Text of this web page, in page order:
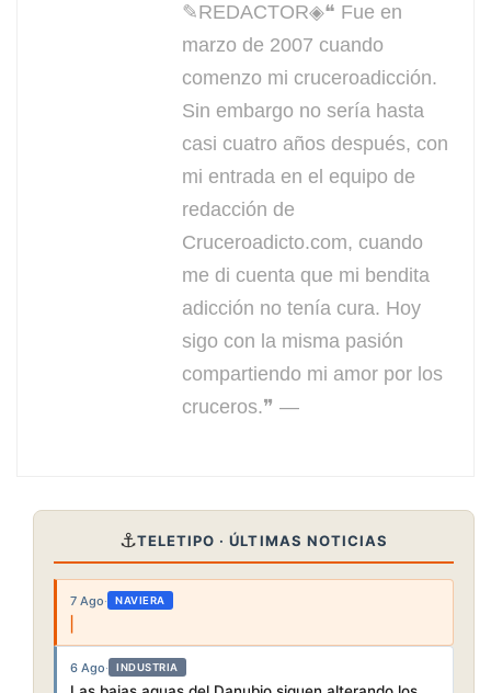
✎REDACTOR◈❝ Fue en
marzo de 2007 cuando
comenzo mi cruceroadicción.
Sin embargo no sería hasta
casi cuatro años después, con
mi entrada en el equipo de
redacción de
Cruceroadicto.com, cuando
me di cuenta que mi bendita
adicción no tenía cura. Hoy
sigo con la misma pasión
compartiendo mi amor por los
cruceros.❞ —
⚓TELETIPO · ÚLTIMAS NOTICIAS
7 Ago· NAVIERA
6 Ago· INDUSTRIA